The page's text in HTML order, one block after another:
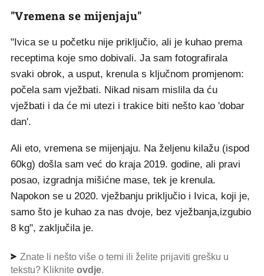
"Vremena se mijenjaju"
"Ivica se u početku nije priključio, ali je kuhao prema
receptima koje smo dobivali. Ja sam fotografirala
svaki obrok, a usput, krenula s ključnom promjenom:
počela sam vježbati. Nikad nisam mislila da ću
vježbati i da će mi utezi i trakice biti nešto kao 'dobar
dan'.
Ali eto, vremena se mijenjaju. Na željenu kilažu (ispod
60kg) došla sam već do kraja 2019. godine, ali pravi
posao, izgradnja mišićne mase, tek je krenula.
Napokon se u 2020. vježbanju priključio i Ivica, koji je,
samo što je kuhao za nas dvoje, bez vježbanja,izgubio
8 kg", zaključila je.
Znate li nešto više o temi ili želite prijaviti grešku u
tekstu? Kliknite ovdje.